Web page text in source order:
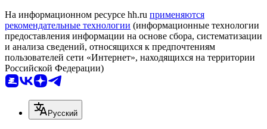
На информационном ресурсе hh.ru применяются
рекомендательные технологии (информационные технологии
предоставления информации на основе сбора, систематизации
и анализа сведений, относящихся к предпочтениям
пользователей сети «Интернет», находящихся на территории
Российской Федерации)
Русский